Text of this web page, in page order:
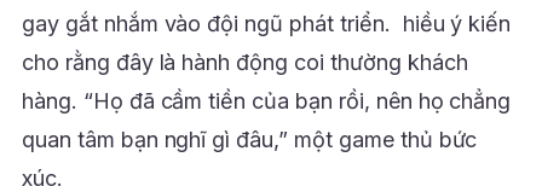
gay gắt nhắm vào đội ngũ phát triển. hiều ý kiến
cho rằng đây là hành động coi thường khách
hàng. “Họ đã cầm tiền của bạn rồi, nên họ chẳng
quan tâm bạn nghĩ gì đâu,” một game thủ bức
xúc.